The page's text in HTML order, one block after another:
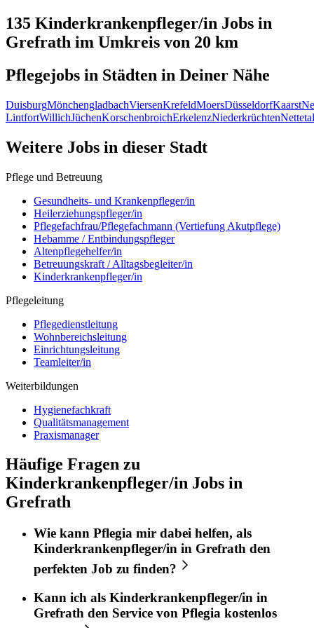
135 Kinderkrankenpfleger/in Jobs in
Grefrath im Umkreis von 20 km
Pflegejobs in Städten in Deiner Nähe
DuisburgMönchengladbachViersenKrefeldMoersDüsseldorfKaarst
LintfortWillichJüchenKorschenbroichErkelenzNiederkrüchtenNettetal
Weitere Jobs in dieser Stadt
Pflege und Betreuung
Gesundheits- und Krankenpfleger/in
Heilerziehungspfleger/in
Pflegefachfrau/Pflegefachmann (Vertiefung Akutpflege)
Hebamme / Entbindungspfleger
Altenpflegehelfer/in
Betreuungskraft / Alltagsbegleiter/in
Kinderkrankenpfleger/in
Pflegeleitung
Pflegedienstleitung
Wohnbereichsleitung
Einrichtungsleitung
Teamleiter/in
Weiterbildungen
Hygienefachkraft
Qualitätsmanagement
Praxismanager
Häufige Fragen zu
Kinderkrankenpfleger/in Jobs in
Grefrath
Wie kann Pflegia mir dabei helfen, als
Kinderkrankenpfleger/in in Grefrath den
perfekten Job zu finden?
Kann ich als Kinderkrankenpfleger/in in
Grefrath den Service von Pflegia kostenlos